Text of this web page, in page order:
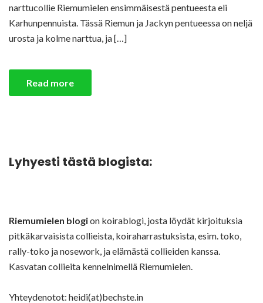
narttucollie Riemumielen ensimmäisestä pentueesta eli
Karhunpennuista. Tässä Riemun ja Jackyn pentueessa on neljä
urosta ja kolme narttua, ja […]
Read more
Lyhyesti tästä blogista:
Riemumielen blogion koirablogi, josta löydät kirjoituksia
pitkäkarvaisista collieista, koiraharrastuksista, esim. toko,
rally-toko ja nosework, ja elämästä collieiden kanssa.
Kasvatan collieita kennelnimellä Riemumielen.
Yhteydenotot: heidi(at)bechste.in